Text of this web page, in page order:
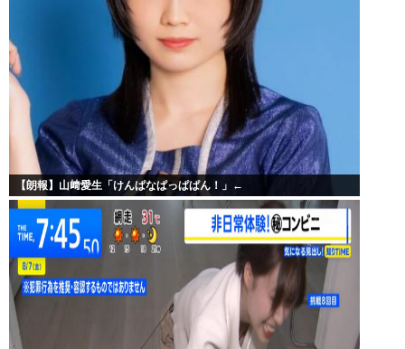
【朗報】山﨑愛生「けんぱなぱっぱぱん！」←